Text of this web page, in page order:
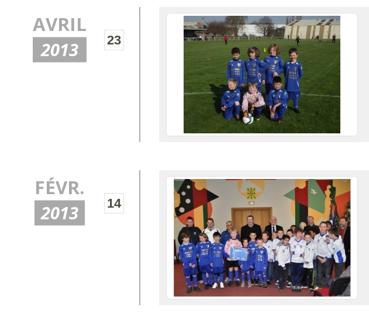
AVRIL
2013 23
FÉVR.
2013 14